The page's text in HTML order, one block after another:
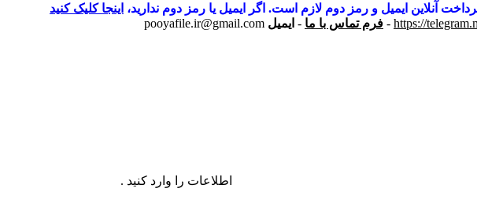
آنلاین ایمیل و رمز دوم لازم است. اگر ایمیل یا رمز دوم ندارید، اینجا کلیک کنید
https://
- فرم تماس با ما - ایمیل pooyafile.ir@gmail.com
اطلاعات را وارد کنید .